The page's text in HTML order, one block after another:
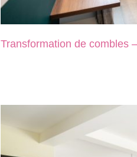
Transformation de combles